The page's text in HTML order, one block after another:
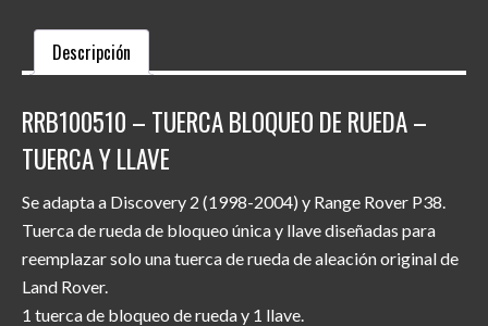
Descripción
RRB100510 – TUERCA BLOQUEO DE RUEDA –
TUERCA Y LLAVE
Se adapta a Discovery 2 (1998-2004) y Range Rover P38.
Tuerca de rueda de bloqueo única y llave diseñadas para
reemplazar solo una tuerca de rueda de aleación original de
Land Rover.
1 tuerca de bloqueo de rueda y 1 llave.